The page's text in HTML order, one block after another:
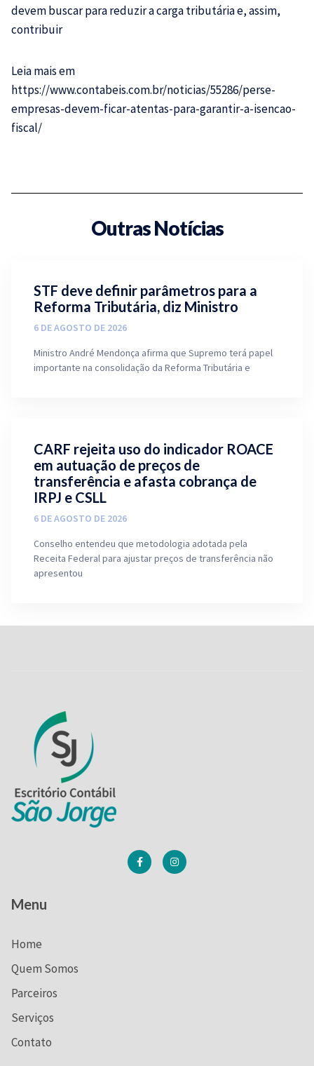
devem buscar para reduzir a carga tributária e, assim,
contribuir
Leia mais em
https://www.contabeis.com.br/noticias/55286/perse-
empresas-devem-ficar-atentas-para-garantir-a-isencao-
fiscal/
Outras Notícias
STF deve definir parâmetros para a
Reforma Tributária, diz Ministro
6 DE AGOSTO DE 2026
Ministro André Mendonça afirma que Supremo terá papel
importante na consolidação da Reforma Tributária e
CARF rejeita uso do indicador ROACE
em autuação de preços de
transferência e afasta cobrança de
IRPJ e CSLL
6 DE AGOSTO DE 2026
Conselho entendeu que metodologia adotada pela
Receita Federal para ajustar preços de transferência não
apresentou
Menu
Home
Quem Somos
Parceiros
Serviços
Contato